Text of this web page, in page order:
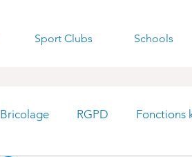
Sport Clubs Schools
Bricolage RGPD Fonctions